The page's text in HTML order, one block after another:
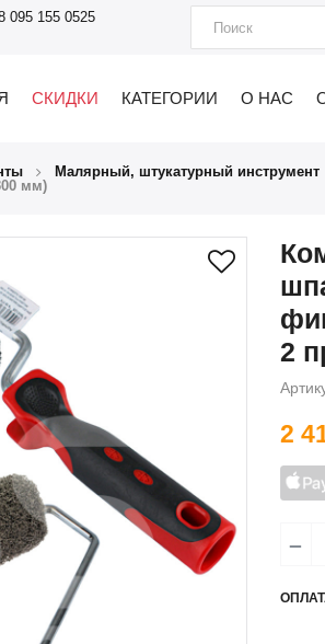
095 155 0525
СКИДКИ КАТЕГОРИИ О НАС
Малярный, штукатурный инструмент
мм)
2
2